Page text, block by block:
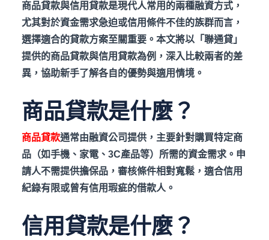
商品貸款與信用貸款是現代人常用的兩種融資方式，
尤其對於資金需求急迫或信用條件不佳的族群而言，
選擇適合的貸款方案至關重要。本文將以「聯通貸」
提供的商品貸款與信用貸款為例，深入比較兩者的差
異，協助新手了解各自的優勢與適用情境。
商品貸款是什麼？
商品貸款通常由融資公司提供，主要針對購買特定商
品（如手機、家電、3C產品等）所需的資金需求。申
請人不需提供擔保品，審核條件相對寬鬆，適合信用
紀錄有限或曾有信用瑕疵的借款人。
信用貸款是什麼？